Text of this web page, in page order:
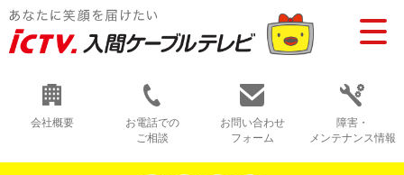
会社概要
お電話での
ご相談
お問い合わせ
フォーム
障害・
メンテナンス情報